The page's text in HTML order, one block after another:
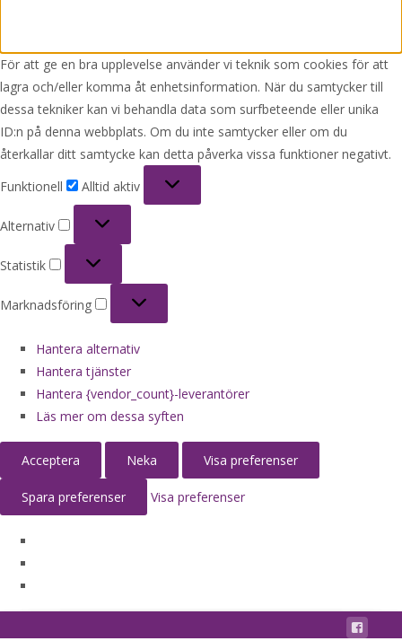
För att ge en bra upplevelse använder vi teknik som cookies för att
lagra och/eller komma åt enhetsinformation. När du samtycker till
dessa tekniker kan vi behandla data som surfbeteende eller unika
ID:n på denna webbplats. Om du inte samtycker eller om du
återkallar ditt samtycke kan detta påverka vissa funktioner negativt.
Funktionell
Alltid aktiv
Alternativ
Statistik
Marknadsföring
Hantera alternativ
Hantera tjänster
Hantera {vendor_count}-leverantörer
Läs mer om dessa syften
Acceptera Neka Visa preferenser
Spara preferenser Visa preferenser